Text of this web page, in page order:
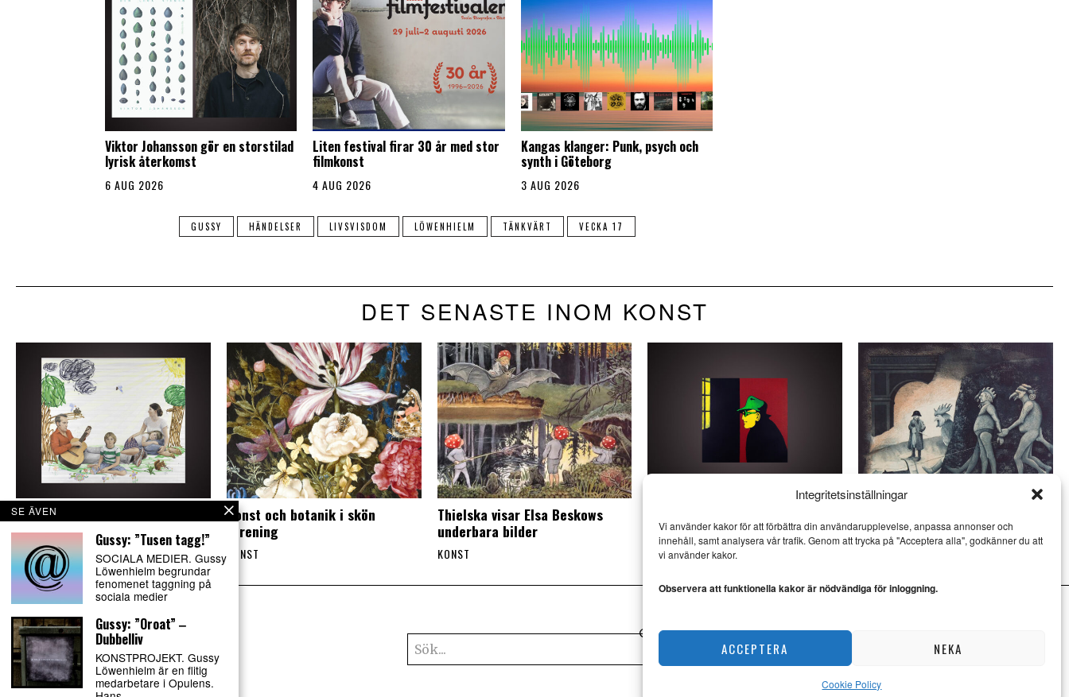
Integritetsinställningar
Vi använder kakor för att förbättra din användarupplevelse, anpassa annonser och
innehåll, samt analysera vår trafik. Genom att trycka på "Acceptera alla", godkänner du att
vi använder kakor.
Observera att funktionella kakor är nödvändiga för inloggning.
ACCEPTERA NEKA
Cookie Policy
Viktor Johansson gör en storstilad
lyrisk återkomst
6 AUG 2026
Liten festival firar 30 år med stor
filmkonst
4 AUG 2026
Kangas klanger: Punk, psych och
synth i Göteborg
3 AUG 2026
GUSSY HÄNDELSER LIVSVISDOM LÖWENHIELM TÄNKVÄRT VECKA 17
DET SENASTE INOM KONST
Mångfasetterad utställning om
fenomenet familj
KONST
Konst och botanik i skön
förening
KONST
Thielska visar Elsa Beskows
underbara bilder
KONST
besök i Eslöv
KONST
med värme
SE ÄVEN
Gussy: ”Tusen tagg!”
SOCIALA MEDIER. Gussy
Löwenhielm begrundar
fenomenet taggning på
sociala medier
Gussy: ”Oroat” ‒
Dubbelliv
KONSTPROJEKT. Gussy
Löwenhielm är en flitig
medarbetare i Opulens.